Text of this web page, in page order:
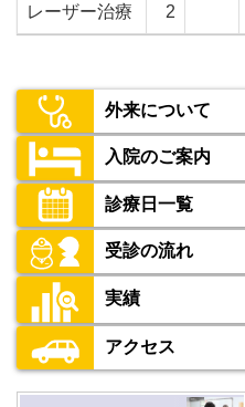
レーザー治療 2
外来について
入院のご案内
診療日一覧
受診の流れ
実績
アクセス